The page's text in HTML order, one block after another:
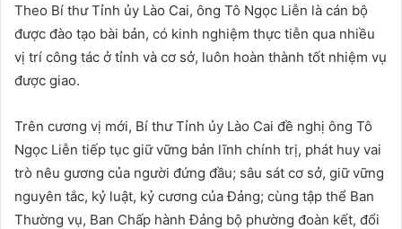
Theo Bí thư Tỉnh ủy Lào Cai, ông Tô Ngọc Liễn là cán bộ
được đào tạo bài bản, có kinh nghiệm thực tiễn qua nhiều
vị trí công tác ở tỉnh và cơ sở, luôn hoàn thành tốt nhiệm vụ
được giao.
Trên cương vị mới, Bí thư Tỉnh ủy Lào Cai đề nghị ông Tô
Ngọc Liễn tiếp tục giữ vững bản lĩnh chính trị, phát huy vai
trò nêu gương của người đứng đầu; sâu sát cơ sở, giữ vững
nguyên tắc, kỷ luật, kỷ cương của Đảng; cùng tập thể Ban
Thường vụ, Ban Chấp hành Đảng bộ phường đoàn kết, đổi